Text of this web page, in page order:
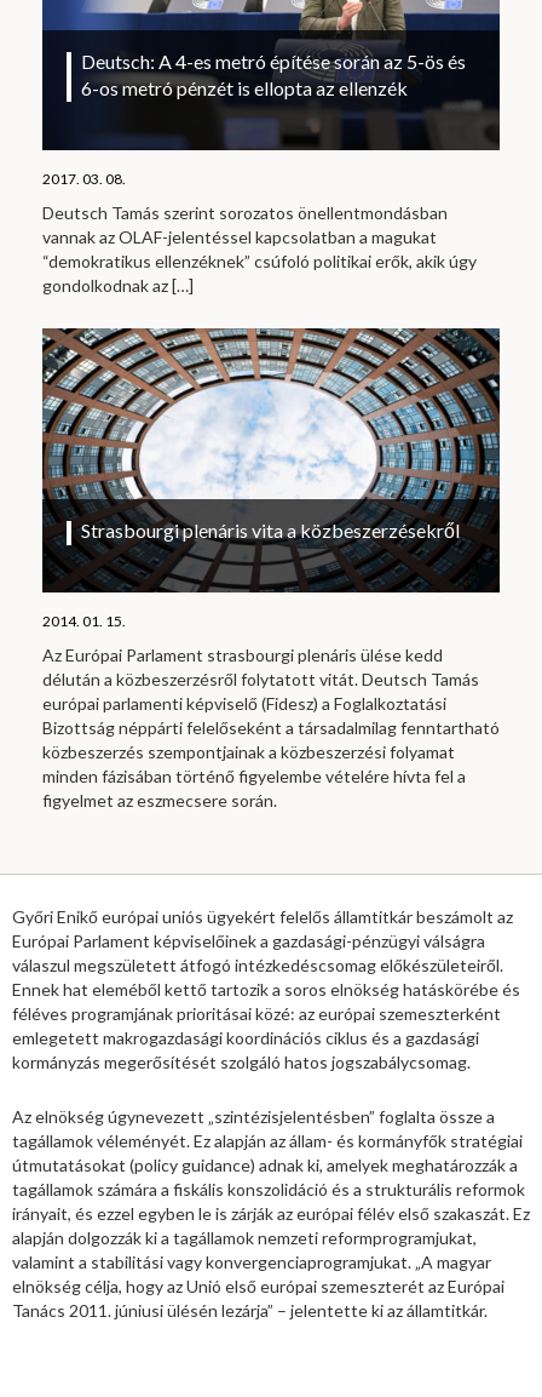
Deutsch: A 4-es metró építése során az 5-ös és
6-os metró pénzét is ellopta az ellenzék
2017. 03. 08.
Deutsch Tamás szerint sorozatos önellentmondásban
vannak az OLAF-jelentéssel kapcsolatban a magukat
“demokratikus ellenzéknek” csúfoló politikai erők, akik úgy
gondolkodnak az[…]
Strasbourgi plenáris vita a közbeszerzésekről
2014. 01. 15.
Az Európai Parlament strasbourgi plenáris ülése kedd
délután a közbeszerzésről folytatott vitát. Deutsch Tamás
európai parlamenti képviselő (Fidesz) a Foglalkoztatási
Bizottság néppárti felelőseként a társadalmilag fenntartható
közbeszerzés szempontjainak a közbeszerzési folyamat
minden fázisában történő figyelembe vételére hívta fel a
figyelmet az eszmecsere során.
Győri Enikő európai uniós ügyekért felelős államtitkár beszámolt az
Európai Parlament képviselőinek a gazdasági-pénzügyi válságra
válaszul megszületett átfogó intézkedéscsomag előkészületeiről.
Ennek hat eleméből kettő tartozik a soros elnökség hatáskörébe és
féléves programjának prioritásai közé: az európai szemeszterként
emlegetett makrogazdasági koordinációs ciklus és a gazdasági
kormányzás megerősítését szolgáló hatos jogszabálycsomag.
Az elnökség úgynevezett „szintézisjelentésben” foglalta össze a
tagállamok véleményét. Ez alapján az állam- és kormányfők stratégiai
útmutatásokat (policy guidance) adnak ki, amelyek meghatározzák a
tagállamok számára a fiskális konszolidáció és a strukturális reformok
irányait, és ezzel egyben le is zárják az európai félév első szakaszát. Ez
alapján dolgozzák ki a tagállamok nemzeti reformprogramjukat,
valamint a stabilitási vagy konvergenciaprogramjukat. „A magyar
elnökség célja, hogy az Unió első európai szemeszterét az Európai
Tanács 2011. júniusi ülésén lezárja” – jelentette ki az államtitkár.